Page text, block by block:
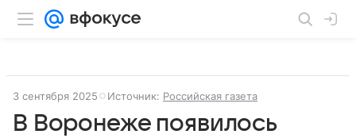
3 сентября 2025 Источник: Российская газета
В Воронеже появилось